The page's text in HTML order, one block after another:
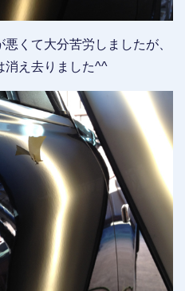
くて大分苦労しましたが、
消え去りました^^